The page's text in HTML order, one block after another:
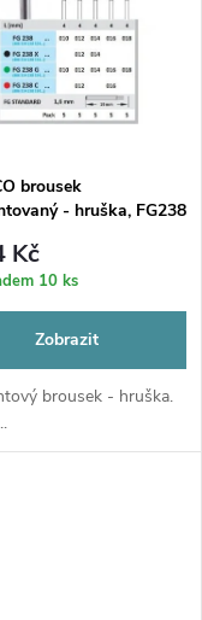
brousek
- hruška, FG238
Kč
10 ks
Zobrazit
brousek - hruška.